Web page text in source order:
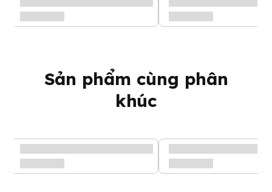
Chứa các chất chống oxy hóa, có thể giúp ngăn ngừa một số
loại ung thư
Sản phẩm cùng phân
khúc